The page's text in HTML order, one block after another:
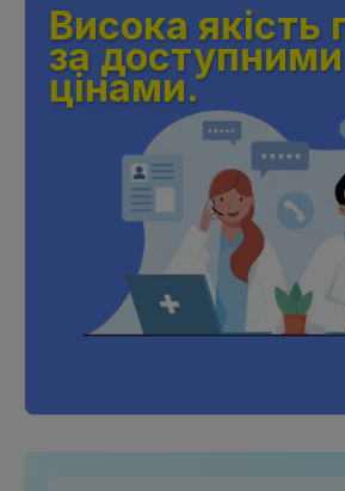
Висока якість
за доступними
цінами.